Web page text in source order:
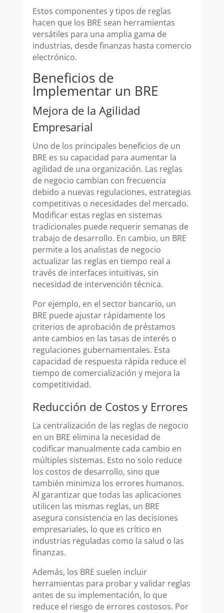
Estos componentes y tipos de reglas
hacen que los BRE sean herramientas
versátiles para una amplia gama de
industrias, desde finanzas hasta comercio
electrónico.
Beneficios de
Implementar un BRE
Mejora de la Agilidad
Empresarial
Uno de los principales beneficios de un
BRE es su capacidad para aumentar la
agilidad de una organización. Las reglas
de negocio cambian con frecuencia
debido a nuevas regulaciones, estrategias
competitivas o necesidades del mercado.
Modificar estas reglas en sistemas
tradicionales puede requerir semanas de
trabajo de desarrollo. En cambio, un BRE
permite a los analistas de negocio
actualizar las reglas en tiempo real a
través de interfaces intuitivas, sin
necesidad de intervención técnica.
Por ejemplo, en el sector bancario, un
BRE puede ajustar rápidamente los
criterios de aprobación de préstamos
ante cambios en las tasas de interés o
regulaciones gubernamentales. Esta
capacidad de respuesta rápida reduce el
tiempo de comercialización y mejora la
competitividad.
Reducción de Costos y Errores
La centralización de las reglas de negocio
en un BRE elimina la necesidad de
codificar manualmente cada cambio en
múltiples sistemas. Esto no solo reduce
los costos de desarrollo, sino que
también minimiza los errores humanos.
Al garantizar que todas las aplicaciones
utilicen las mismas reglas, un BRE
asegura consistencia en las decisiones
empresariales, lo que es crítico en
industrias reguladas como la salud o las
finanzas.
Además, los BRE suelen incluir
herramientas para probar y validar reglas
antes de su implementación, lo que
reduce el riesgo de errores costosos. Por